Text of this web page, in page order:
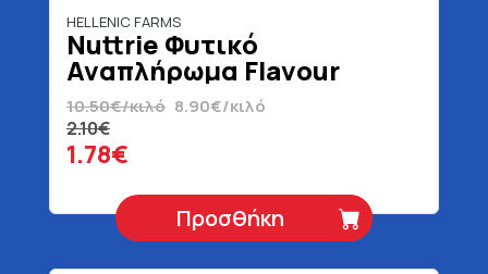
HELLENIC FARMS
Nuttrie Φυτικό
Αναπλήρωμα Flavour
Τριμμένο Per Pasta & Pizza
Vegan Χωρίς Γλουτένη 200
gr
10.50€/κιλό 8.90€/κιλό
2.10€
1.78€
Προσθήκη